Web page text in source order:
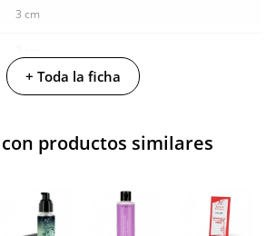
3 cm
0.085 Kg
+ Toda la ficha
productos similares